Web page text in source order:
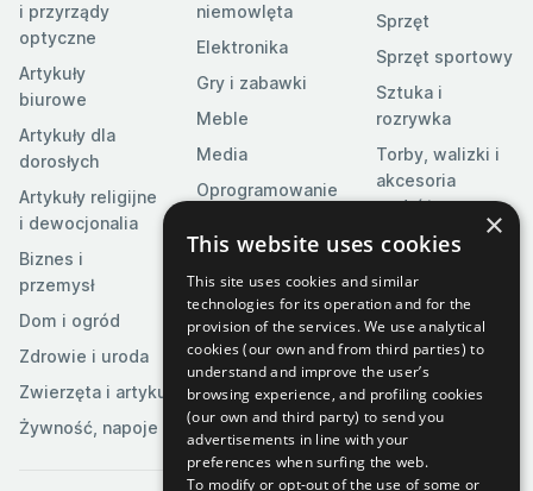
i przyrządy
optyczne
Artykuły
biurowe
Artykuły dla
dorosłych
Artykuły religijne
i dewocjonalia
Biznes i
przemysł
Dom i ogród
niemowlęta
Elektronika
Gry i zabawki
Meble
Media
Oprogramowanie
Sprzęt
Sprzęt sportowy
Sztuka i
rozrywka
Torby, walizki i
akcesoria
podróżne
Ubrania i
Zdrowie i uroda
Zwierzęta i artykuły dla zwierząt
Żywność, napoje i tytoń
×
This website uses cookies
This site uses cookies and similar
technologies for its operation and for the
provision of the services. We use analytical
cookies (our own and from third parties) to
understand and improve the user’s
browsing experience, and profiling cookies
(our own and third party) to send you
advertisements in line with your
preferences when surfing the web.
To modify or opt-out of the use of some or